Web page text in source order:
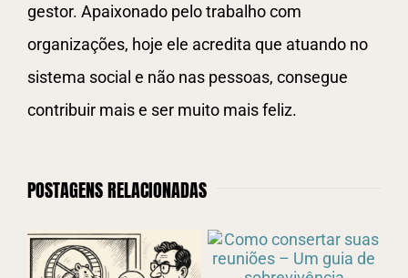
gestor. Apaixonado pelo trabalho com
organizações, hoje ele acredita que atuando no
sistema social e não nas pessoas, consegue
contribuir mais e ser muito mais feliz.
POSTAGENS RELACIONADAS